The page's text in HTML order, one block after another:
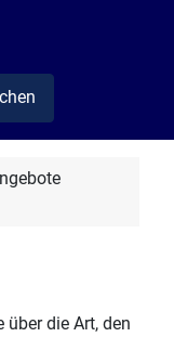
die Art, den